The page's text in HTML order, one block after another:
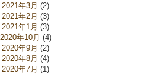
2021年3月 (2)
2021年2月 (3)
2021年1月 (3)
2020年10月 (4)
2020年9月 (2)
2020年8月 (4)
2020年7月 (1)